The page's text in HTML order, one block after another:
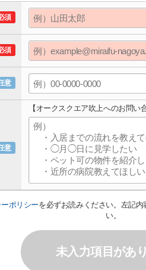
須
須
意
意
【オークスクエア吹上へのお問い
ポリシーを必ずお読みください。左記
い。
未入力項目があ